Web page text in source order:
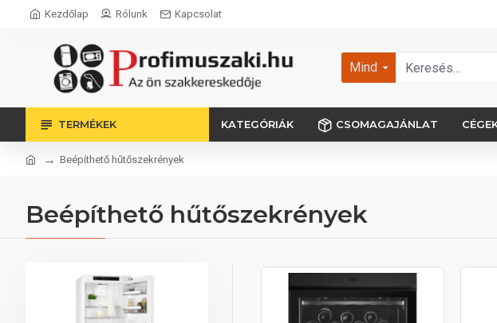
Kezdőlap Rólunk Kapcsolat
Mind
TERMÉKEK KATEGÓRIÁK CSOMAGAJÁNLAT
Beépíthető hűtőszekrények
Beépíthető hűtőszekrények